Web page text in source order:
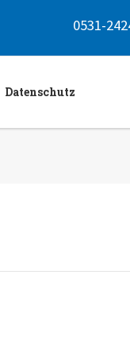
0531-
Datenschutz